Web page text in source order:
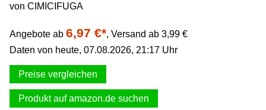
Support & Newsletter
Presse
Datenschutz
von CIMICIFUGA
Angebote ab 6,97 €*, Versand ab 3,99 €
Daten von heute, 07.08.2026, 21:17 Uhr
Preise vergleichen
Produkt auf amazon.de suchen